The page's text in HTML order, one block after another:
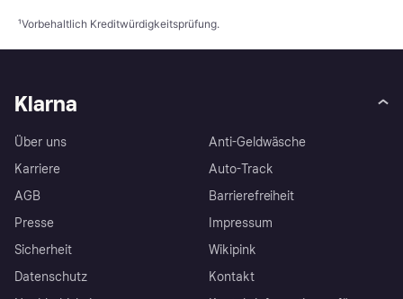
¹Vorbehaltlich Kreditwürdigkeitsprüfung.
Klarna
Über uns
Karriere
AGB
Presse
Sicherheit
Datenschutz
Anti-Geldwäsche
Auto-Track
Barrierefreiheit
Impressum
Wikipink
Kontakt